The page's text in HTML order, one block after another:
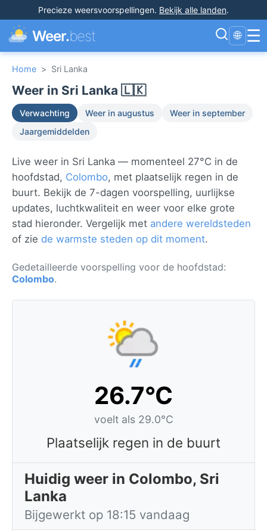
Precieze weersvoorspellingen. Bekijk alle landen.
Weer.best 🌐 ☰
Home > Sri Lanka
Weer in Sri Lanka 🇱🇰
Verwachting Weer in augustus
Weer in september
Jaargemiddelden
Live weer in Sri Lanka — momenteel 27°C in de
hoofdstad, Colombo, met plaatselijk regen in de
buurt. Bekijk de 7-dagen voorspelling, uurlijkse
updates, luchtkwaliteit en weer voor elke grote
stad hieronder. Vergelijk met andere wereldsteden
of zie de warmste steden op dit moment.
Gedetailleerde voorspelling voor de hoofdstad:
Colombo.
26.7°C
voelt als 29.0°C
Plaatselijk regen in de buurt
Huidig weer in Colombo, Sri
Lanka
Bijgewerkt op 18:15 vandaag